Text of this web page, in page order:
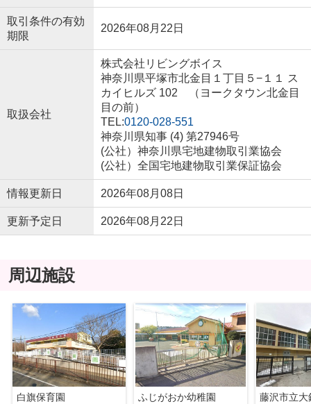
取引条件の有効
期限
2026年08月22日
取扱会社
株式会社リビングボイス
神奈川県平塚市北金目１丁目５−１１ ス
カイヒルズ 102 （ヨークタウン北金目
目の前）
TEL:0120-028-551
神奈川県知事 (4) 第27946号
(公社）神奈川県宅地建物取引業協会
(公社）全国宅地建物取引業保証協会
情報更新日 2026年08月08日
更新予定日 2026年08月22日
周辺施設
白旗保育園
ふじがおか幼稚園
藤沢市立大